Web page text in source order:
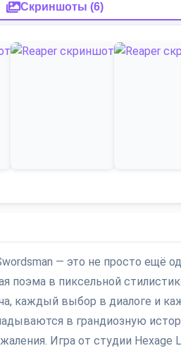
Скриншоты (6)
— это не просто ещё
поэма в пиксельной
каждый выбор в диалоге и
в грандиозную
Игра от студии Hexage